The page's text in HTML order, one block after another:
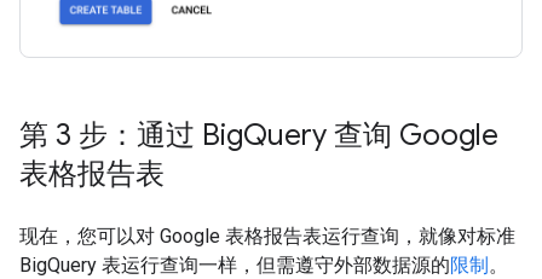
第 3 步：通过 BigQuery 查询 Google
表格报告表
现在，您可以对 Google 表格报告表运行查询，就像对标准
BigQuery 表运行查询一样，但需遵守外部数据源的限制 。